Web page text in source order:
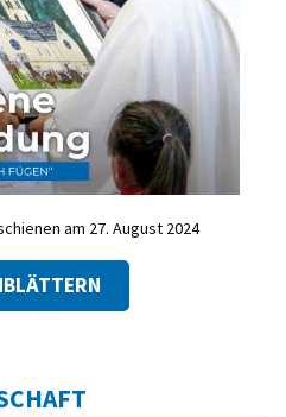
am 27. August 2024